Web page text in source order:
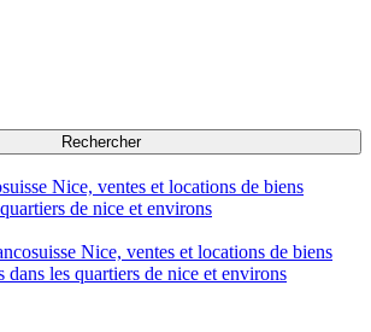
Rechercher